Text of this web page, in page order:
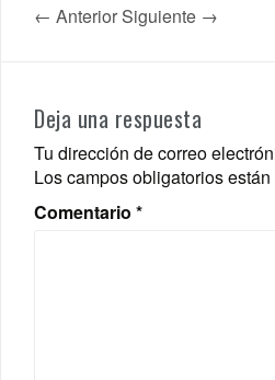
← Anterior Siguiente →
Deja una respuesta
Tu dirección de correo
Los campos obligatorios
Comentario *